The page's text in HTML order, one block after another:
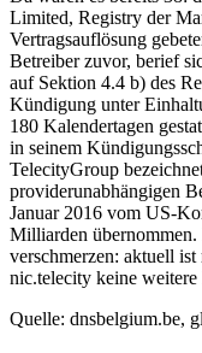
Limited, Registry der
Vertragsauflösung
Betreiber zuvor, berief
auf Sektion 4.4 b) des
Kündigung unter
180 Kalendertagen
in seinem
TelecityGroup
providerunabhängigen
Januar 2016 vom US-
Milliarden
verschmerzen: aktuell
nic.telecity keine
Quelle: dnsbelgium.be,